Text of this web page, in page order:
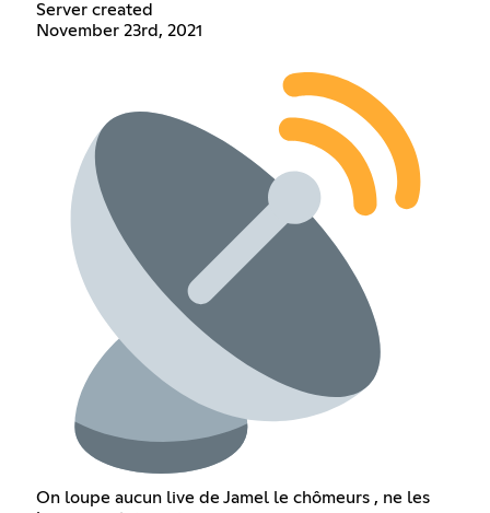
Server created
November 23rd, 2021
On loupe aucun live de Jamel le chômeurs , ne les